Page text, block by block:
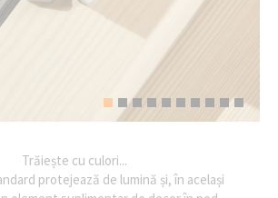
Trăiește cu culori...
protejează de lumină și, în același